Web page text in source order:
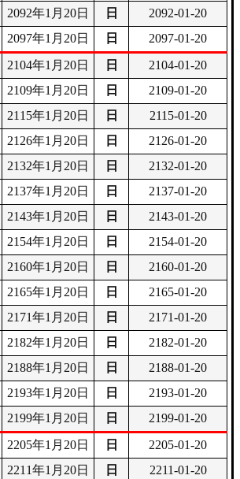
2092年1月20日 日
2092-01-20
2097年1月20日 日
2097-01-20
2104年1月20日 日
2104-01-20
2109年1月20日 日
2109-01-20
2115年1月20日 日
2115-01-20
2126年1月20日 日
2126-01-20
2132年1月20日 日
2132-01-20
2137年1月20日 日
2137-01-20
2143年1月20日 日
2143-01-20
2154年1月20日 日
2154-01-20
2160年1月20日 日
2160-01-20
2165年1月20日 日
2165-01-20
2171年1月20日 日
2171-01-20
2182年1月20日 日
2182-01-20
2188年1月20日 日
2188-01-20
2193年1月20日 日
2193-01-20
2199年1月20日 日
2199-01-20
2205年1月20日 日
2205-01-20
2211年1月20日 日
2211-01-20